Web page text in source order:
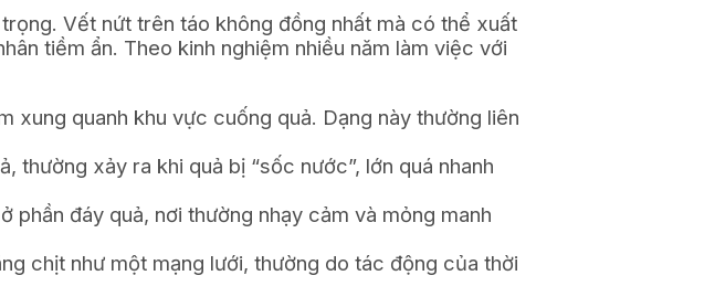
Vết nứt trên táo không đồng nhất mà có thể xuất
tiềm ẩn. Theo kinh nghiệm nhiều năm làm việc với
xung quanh khu vực cuống quả. Dạng này thường liên
xảy ra khi quả bị “sốc nước”, lớn quá nhanh
phần đáy quả, nơi thường nhạy cảm và mỏng manh
chịt như một mạng lưới, thường do tác động của thời